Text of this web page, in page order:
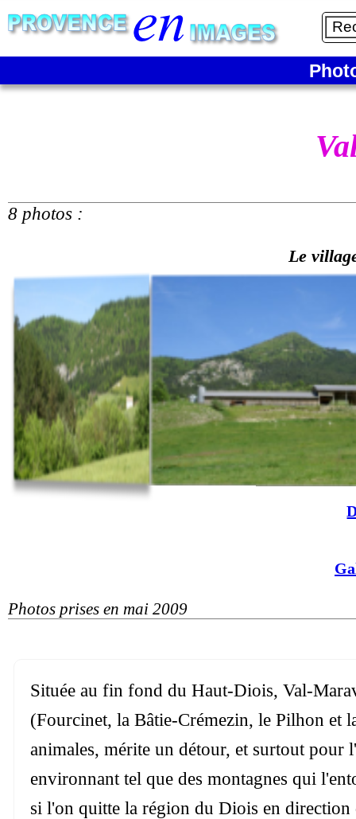
8 photos :
Le
Photos prises en mai 2009
Située au fin fond du Haut-Diois, Val-
(Fourcinet, la Bâtie-Crémezin, le Pilhon et
animales, mérite un détour, et surtout
environnant tel que des montagnes qui
si l'on quitte la région du Diois en direction